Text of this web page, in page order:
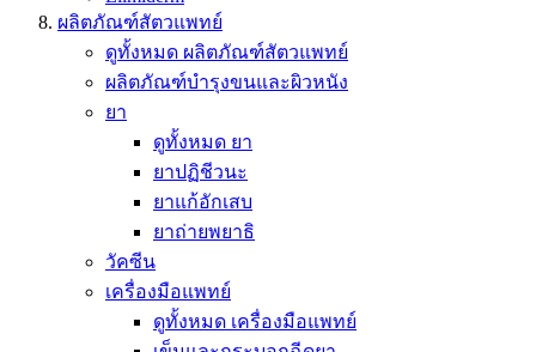
ผลิตภัณฑ์สัตวแพทย์
ดูทั้งหมด ผลิตภัณฑ์สัตวแพทย์
ผลิตภัณฑ์บำรุงขนและผิวหนัง
ยา
ดูทั้งหมด ยา
ยาปฏิชีวนะ
ยาแก้อักเสบ
ยาถ่ายพยาธิ
วัคซีน
เครื่องมือแพทย์
ดูทั้งหมด เครื่องมือแพทย์